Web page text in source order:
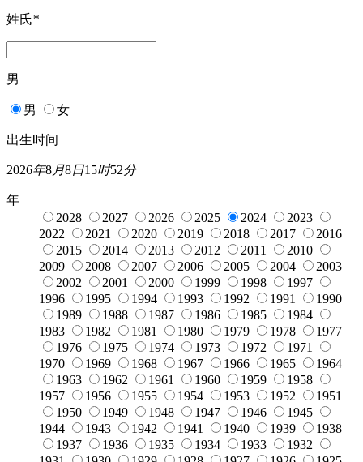
姓氏*
男
男 女
出生时间
2026年8月8日15时52分
年
2028
2027 2026 2025 2024
2023
2022
2021 2020 2019 2018 2017
2016
2015
2014 2013 2012 2011
2010
2009
2008 2007 2006 2005 2004
2003
2002
2001 2000 1999 1998
1997
1996
1995 1994 1993 1992 1991
1990
1989
1988 1987 1986 1985
1984
1983
1982 1981 1980 1979 1978
1977
1976
1975 1974 1973 1972
1971
1970
1969 1968 1967 1966 1965
1964
1963
1962 1961 1960 1959
1958
1957
1956 1955 1954 1953 1952
1951
1950
1949 1948 1947 1946
1945
1944
1943 1942 1941 1940 1939
1938
1937
1936 1935 1934 1933
1932